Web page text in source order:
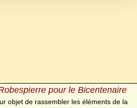
pour le Bicentenaire
objet de rassembler les éléments de la